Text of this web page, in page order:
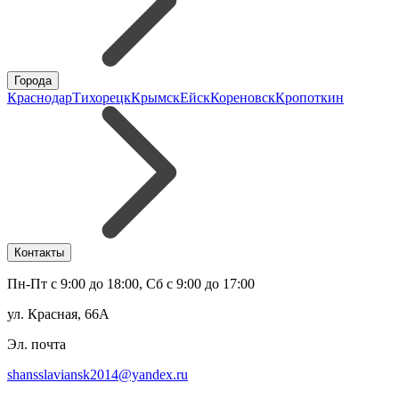
Города
КраснодарТихорецкКрымскЕйскКореновскКропоткин
Контакты
Пн-Пт с 9:00 до 18:00, Сб с 9:00 до 17:00
ул. Красная, 66А
Эл. почта
shansslaviansk2014@yandex.ru